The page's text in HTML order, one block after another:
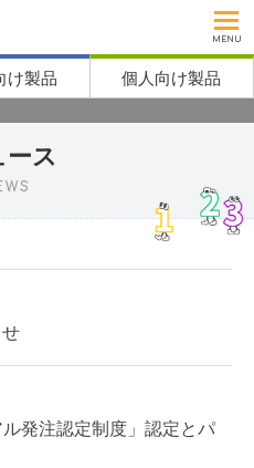
MENU
け製品 個人向け製品
ース
ル発注認定制度」認定とパ